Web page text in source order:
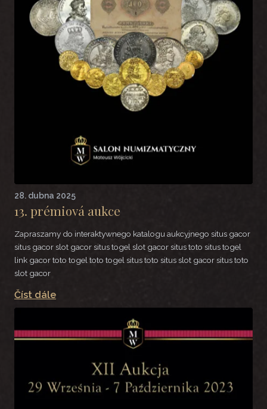
28. dubna 2025
13. prémiová aukce
Zapraszamy do interaktywnego katalogu aukcyjnego situs gacor
situs gacor slot gacor situs togel slot gacor situs toto situs togel
link gacor toto togel toto togel situs toto situs slot gacor situs toto
slot gacor
Číst dále